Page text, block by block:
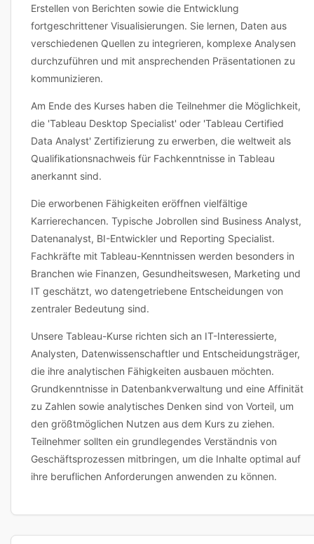
Erstellen von Berichten sowie die Entwicklung
fortgeschrittener Visualisierungen. Sie lernen, Daten aus
verschiedenen Quellen zu integrieren, komplexe Analysen
durchzuführen und mit ansprechenden Präsentationen zu
kommunizieren.
Am Ende des Kurses haben die Teilnehmer die Möglichkeit,
die 'Tableau Desktop Specialist' oder 'Tableau Certified
Data Analyst' Zertifizierung zu erwerben, die weltweit als
Qualifikationsnachweis für Fachkenntnisse in Tableau
anerkannt sind.
Die erworbenen Fähigkeiten eröffnen vielfältige
Karrierechancen. Typische Jobrollen sind Business Analyst,
Datenanalyst, BI-Entwickler und Reporting Specialist.
Fachkräfte mit Tableau-Kenntnissen werden besonders in
Branchen wie Finanzen, Gesundheitswesen, Marketing und
IT geschätzt, wo datengetriebene Entscheidungen von
zentraler Bedeutung sind.
Unsere Tableau-Kurse richten sich an IT-Interessierte,
Analysten, Datenwissenschaftler und Entscheidungsträger,
die ihre analytischen Fähigkeiten ausbauen möchten.
Grundkenntnisse in Datenbankverwaltung und eine Affinität
zu Zahlen sowie analytisches Denken sind von Vorteil, um
den größtmöglichen Nutzen aus dem Kurs zu ziehen.
Teilnehmer sollten ein grundlegendes Verständnis von
Geschäftsprozessen mitbringen, um die Inhalte optimal auf
ihre beruflichen Anforderungen anwenden zu können.